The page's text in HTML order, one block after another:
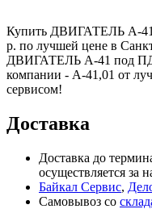
Купить ДВИГАТЕЛЬ А-
р. по лучшей цене в
ДВИГАТЕЛЬ А-41 под
компании - А-41,01 от
сервисом!
Доставка
Доставка до
осуществляется за
Байкал Сервис,
Самовывоз со